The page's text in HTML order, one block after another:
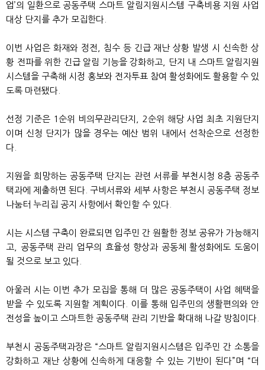
업’의 일환으로 공동주택 스마트 알림지원시스템 구축비용 지원 사업
대상 단지를 추가 모집한다.
이번 사업은 화재와 정전, 침수 등 긴급 재난 상황 발생 시 신속한 상
황 전파를 위한 긴급 알림 기능을 강화하고, 단지 내 스마트 알림지원
시스템을 구축해 시정 홍보와 전자투표 참여 활성화에도 활용할 수 있
도록 마련됐다.
선정 기준은 1순위 비의무관리단지, 2순위 해당 사업 최초 지원단지
이며 신청 단지가 많을 경우는 예산 범위 내에서 선착순으로 선정한
다.
지원을 희망하는 공동주택 단지는 관련 서류를 부천시청 8층 공동주
택과에 제출하면 된다. 구비서류와 세부 사항은 부천시 공동주택 정보
나눔터 누리집 공지 사항에서 확인할 수 있다.
시는 시스템 구축이 완료되면 입주민 간 원활한 정보 공유가 가능해지
고, 공동주택 관리 업무의 효율성 향상과 공동체 활성화에도 도움이
될 것으로 보고 있다.
아울러 시는 이번 추가 모집을 통해 더 많은 공동주택이 사업 혜택을
받을 수 있도록 지원할 계획이다. 이를 통해 입주민의 생활편의와 안
전성을 높이고 스마트한 공동주택 관리 기반을 확대해 나갈 방침이다.
부천시 공동주택과장은 “스마트 알림지원시스템은 입주민 간 소통을
강화하고 재난 상황에 신속하게 대응할 수 있는 기반이 된다”며 “더